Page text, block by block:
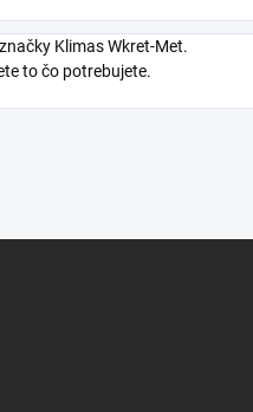
Klimas Wkret-Met.
to čo potrebujete.